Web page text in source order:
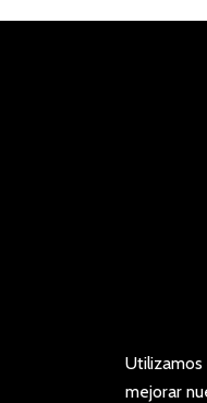
mejorar